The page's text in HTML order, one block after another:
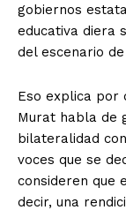
gobiernos
educativa diera
del escenario
Eso explica por
Murat habla de
bilateralidad
voces que se
consideren que
decir, una